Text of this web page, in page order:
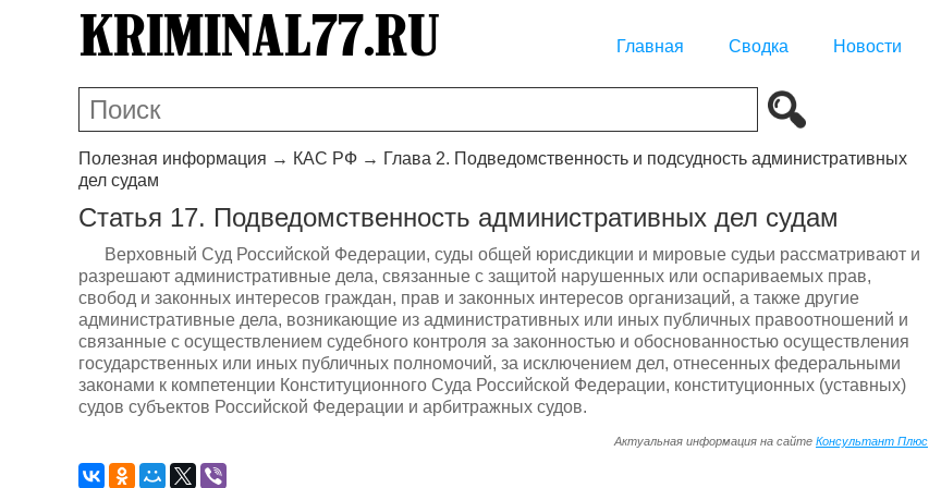
Главная Сводка Новости
Полезная информация → КАС РФ → Глава 2. Подведомственность и подсудность административных
дел судам
Статья 17. Подведомственность административных дел судам
Верховный Суд Российской Федерации, суды общей юрисдикции и мировые судьи рассматривают и
разрешают административные дела, связанные с защитой нарушенных или оспариваемых прав,
свобод и законных интересов граждан, прав и законных интересов организаций, а также другие
административные дела, возникающие из административных или иных публичных правоотношений и
связанные с осуществлением судебного контроля за законностью и обоснованностью осуществления
государственных или иных публичных полномочий, за исключением дел, отнесенных федеральными
законами к компетенции Конституционного Суда Российской Федерации, конституционных (уставных)
судов субъектов Российской Федерации и арбитражных судов.
Актуальная информация на сайте Консультант Плюс